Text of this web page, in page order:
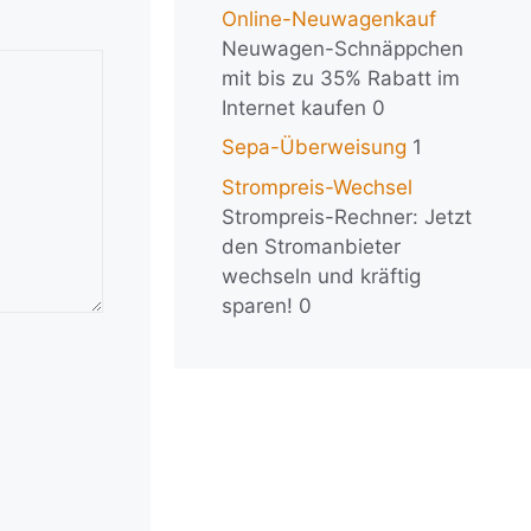
Online-Neuwagenkauf
Neuwagen-Schnäppchen
mit bis zu 35% Rabatt im
Internet kaufen 0
Sepa-Überweisung 1
Strompreis-Wechsel
Strompreis-Rechner: Jetzt
den Stromanbieter
wechseln und kräftig
sparen! 0